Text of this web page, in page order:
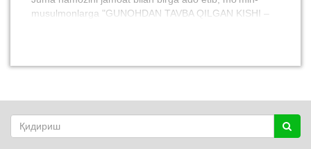
musulmonlarga "GUNOHDAN TAVBA QILGAN KISHI –